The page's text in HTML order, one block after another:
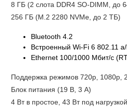
8 ГБ (2 слота DDR4 SO-DIMM, до
256 ГБ (M.2 2280 NVMe, до 2 ТБ)
Bluetooth 4.2
Встроенный Wi-Fi 6 802.11
Ethernet 100/1000 Мбит/с
Поддержка режимов 720p, 1080p,
Блок питания (19 В, 3 А)
4 Вт в простое, 43 Вт под нагрузкой